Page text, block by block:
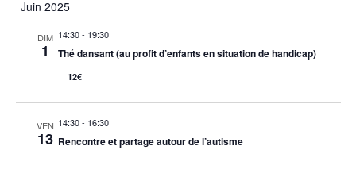
de
vues
date
Juin 2025
DIM
1
14:30- 19:30
Thé dansant (au profit d’enfants en situation de handicap)
12€
VEN
13
14:30- 16:30
Rencontre et partage autour de l’autisme